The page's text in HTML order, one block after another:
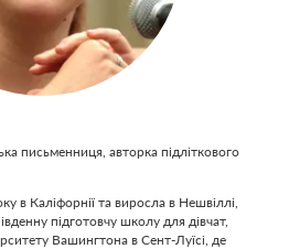
письменниця, авторка підліткового
в Каліфорнії та виросла в Нешвіллі,
підготовчу школу для дівчат,
Вашингтона в Сент-Луїсі, де